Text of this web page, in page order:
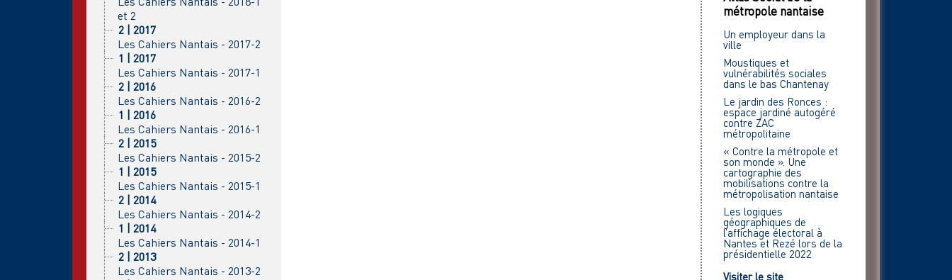
et 2
2 | 2017
Les Cahiers Nantais - 2017-2
1 | 2017
Les Cahiers Nantais - 2017-1
2 | 2016
Les Cahiers Nantais - 2016-2
1 | 2016
Les Cahiers Nantais - 2016-1
2 | 2015
Les Cahiers Nantais - 2015-2
1 | 2015
Les Cahiers Nantais - 2015-1
2 | 2014
Les Cahiers Nantais - 2014-2
1 | 2014
Les Cahiers Nantais - 2014-1
2 | 2013
Les Cahiers Nantais - 2013-2
métropole nantaise
Un employeur dans la
ville
Moustiques et
vulnérabilités sociales
dans le bas Chantenay
Le jardin des Ronces :
espace jardiné autogéré
contre ZAC
métropolitaine
« Contre la métropole et
son monde ». Une
cartographie des
mobilisations contre la
métropolisation nantaise
Les logiques
géographiques de
l’affichage électoral à
Nantes et Rezé lors de la
présidentielle 2022
Visiter le site